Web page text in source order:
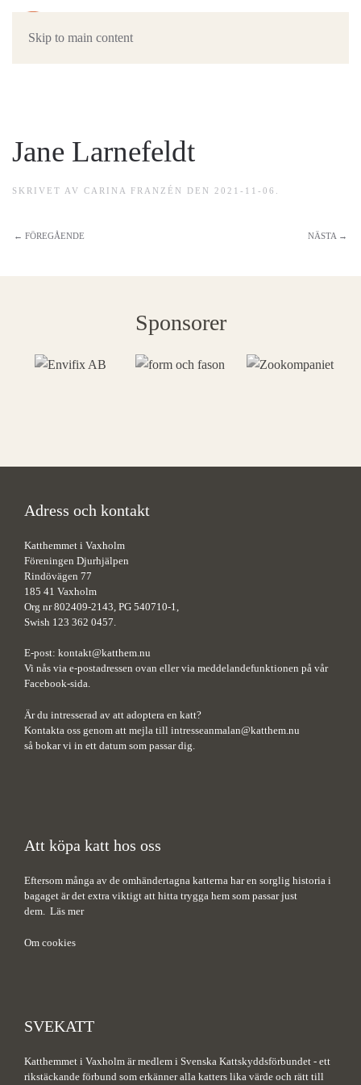
Skip to main content
Jane Larnefeldt
SKRIVET AV CARINA FRANZÉN DEN 2021-11-06
← FÖREGÅENDE NÄSTA →
Sponsorer
Adress och kontakt
Katthemmet i Vaxholm
Föreningen Djurhjälpen
Rindövägen 77
185 41 Vaxholm
Org nr 802409-2143, PG 540710-1,
Swish 123 362 0457.
E-post: kontakt@katthem.nu
Vi nås via e-postadressen ovan eller via meddelandefunktionen på vår
Facebook-sida.
Är du intresserad av att adoptera en katt?
Kontakta oss genom att mejla till intresseanmalan@katthem.nu
så bokar vi in ett datum som passar dig.
Att köpa katt hos oss
Eftersom många av de omhändertagna katterna har en sorglig historia i
bagaget är det extra viktigt att hitta trygga hem som passar just
dem. Läs mer
Om cookies
SVEKATT
Katthemmet i Vaxholm är medlem i Svenska Kattskyddsförbundet - ett
rikstäckande förbund som erkänner alla katters lika värde och rätt till